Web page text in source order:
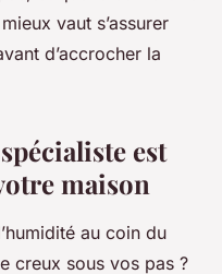
vaut s’assurer
d’accrocher la
est
maison
au coin du
creux sous vos pas ?